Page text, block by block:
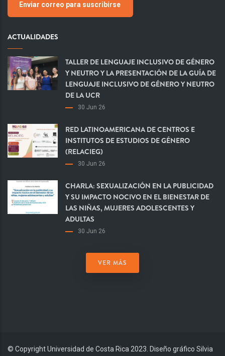
Enviar correo para suscribirse
ACTUALIDADES
TALLER DE LENGUAJE INCLUSIVO DE GÉNERO
Y NEUTRO Y LA PRESENTACIÓN DE LA GUÍA DE
LENGUAJE INCLUSIVO DE GÉNERO Y NEUTRO
DE LA UCR
30 Jun 26
RED LATINOAMERICANA DE CENTROS E
INSTITUTOS DE ESTUDIOS DE GÉNERO
(RELACIEG)
30 Jun 26
CHARLA: SEXUALIZACIÓN EN LA PUBLICIDAD
Y SU IMPACTO NOCIVO EN EL BIENESTAR DE
LAS NIÑAS, MUJERES ADOLESCENTES Y
ADULTAS
30 Jun 26
VER MÁS
© Copyright Universidad de Costa Rica 2023. Diseño gráfico Silvia